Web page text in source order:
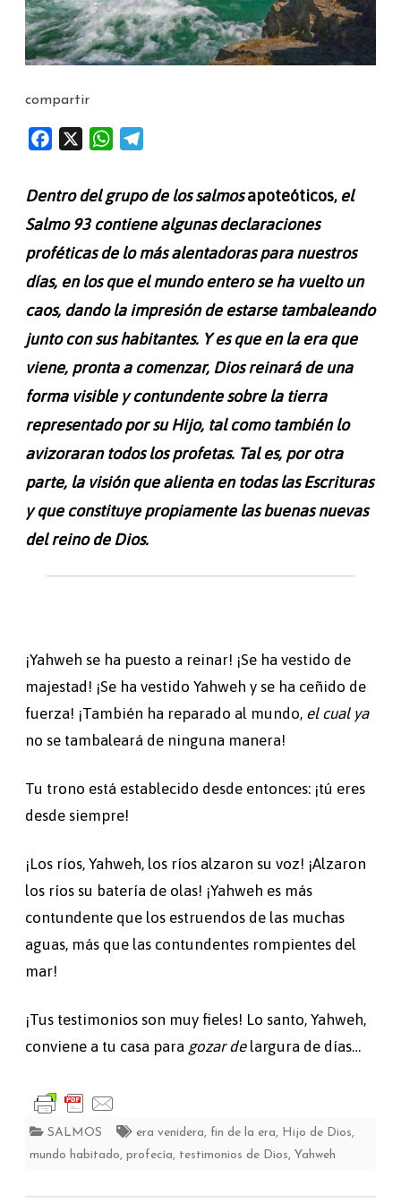
compartir
b
o
o
W
s
A
p
p
g
r
a
Dentro del grupo de los salmosapoteóticos,el
Salmo 93 contiene algunas declaraciones
proféticas de lo más alentadoras para nuestros
días, en los que el mundo entero se ha vuelto un
caos, dando la impresión de estarse tambaleando
junto con sus habitantes. Y es que en la era que
viene, pronta a comenzar, Dios reinará de una
forma visible y contundente sobre la tierra
representado por su Hijo, tal como también lo
avizoraran todos los profetas. Tal es, por otra
parte, la visión que alienta en todas las Escrituras
y que constituye propiamente las buenas nuevas
del reino de Dios.
¡Yahweh se ha puesto a reinar! ¡Se ha vestido de
majestad! ¡Se ha vestido Yahweh y se ha ceñido de
fuerza! ¡También ha reparado al mundo, el cual ya
no se tambaleará de ninguna manera!
Tu trono está establecido desde entonces: ¡tú eres
desde siempre!
¡Los ríos, Yahweh, los ríos alzaron su voz! ¡Alzaron
los ríos su batería de olas! ¡Yahweh es más
contundente que los estruendos de las muchas
aguas, más que las contundentes rompientes del
mar!
¡Tus testimonios son muy fieles! Lo santo, Yahweh,
conviene a tu casa para gozar de largura de días…
SALMOS era venidera, fin de la era, Hijo de Dios,
mundo habitado, profecía, testimonios de Dios, Yahweh